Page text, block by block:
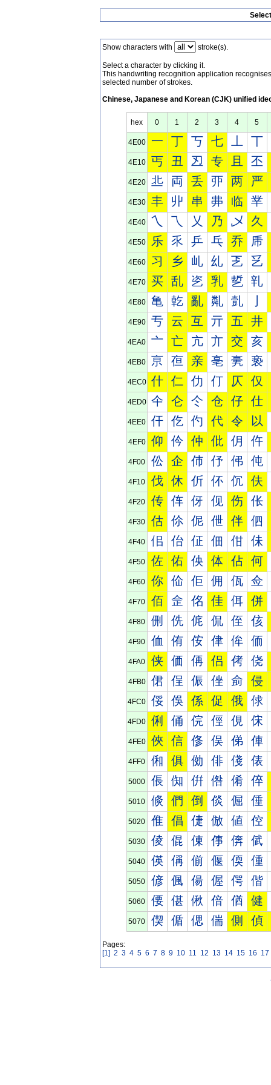
Show characters with stroke(s).
Select a character by clicking it.
This handwriting recognition application
selected number of strokes.
Chinese, Japanese and Korean (CJK) unified
hex 0 1 2 3 4 5
4E00 一 丁 丂 七 丅
4E10 丐 丑 丒 专 且 丕
4E20 丠 両 丢 丣 两 严
4E30 丰 丱 串 丳 临 丵
4E40 乀 乁 乂 乃 乄 久
4E50 乐 乑 乒 乓 乔 乕
4E60 习 乡 乢 乣 乤 乥
4E70 买 乱 乲 乳 乴 乵
4E80 亀 亁 亂 亃 亄
4E90 亐 云 互 亓 五 井
4EA0 亠 亡 亢 亣 交 亥
4EB0 亰 亱 亲 亳 亴 亵
4EC0 什 仁 仂 仃 仄 仅
4ED0 仐 仑 仒 仓 仔 仕
4EE0 仠 仡 仢 代 令 以
4EF0 仰 仱 仲 仳 仴 仵
4F00 伀 企 伂 伃 伄 伅
4F10 伐 休 伒 伓 伔 伕
4F20 传 伡 伢 伣 伤 伥
4F30 估 伱 伲 伳 伴 伵
4F40 佀 佁 佂 佃 佄 佅
4F50 佐 佑 佒 体 佔 何
4F60 你 佡 佢 佣 佤 佥
4F70 佰 佱 佲 佳 佴 併
4F80 侀 侁 侂 侃 侄 侅
4F90 侐 侑 侒 侓 侔 侕
4FA0 侠 価 侢 侣 侤 侥
4FB0 侰 侱 侲 侳 侴 侵
4FC0 俀 俁 係 促 俄 俅
4FD0 俐 俑 俒 俓 俔 俕
4FE0 俠 信 俢 俣 俤 俥
4FF0 俰 俱 俲 俳 俴 俵
5000 倀 倁 倂 倃 倄 倅
5010 倐 們 倒 倓 倔 倕
5020 倠 倡 倢 倣 値 倥
5030 倰 倱 倲 倳 倴 倵
5040 偀 偁 偂 偃 偄 偅
5050 偐 偑 偒 偓 偔 偕
5060 偠 偡 偢 偣 偤 健
5070 偰 偱 偲 偳 側 偵
Pages:
[1] 2 3 4 5 6 7 8 9 10 11 12 13 14 15 16 17